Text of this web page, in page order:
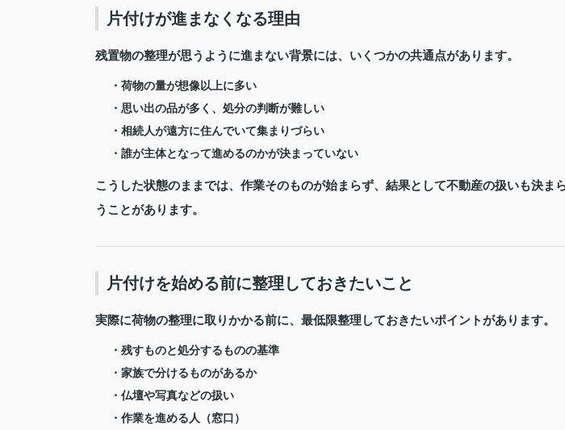
片付けが進まなくなる理由
残置物の整理が思うように進まない背景には、いくつかの共通点があります。
・荷物の量が想像以上に多い
・思い出の品が多く、処分の判断が難しい
・相続人が遠方に住んでいて集まりづらい
・誰が主体となって進めるのかが決まっていない
こうした状態のままでは、作業そのものが始まらず、結果として不動産の扱いも決ま
うことがあります。
片付けを始める前に整理しておきたいこと
実際に荷物の整理に取りかかる前に、最低限整理しておきたいポイントがあります。
・残すものと処分するものの基準
・家族で分けるものがあるか
・仏壇や写真などの扱い
・作業を進める人（窓口）